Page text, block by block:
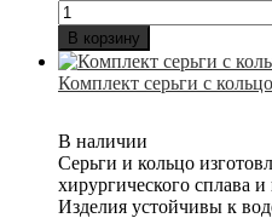
В корзину
Комплект серьги с
В наличии
Серьги и кольцо
хирургического сплава
Изделия устойчивы к